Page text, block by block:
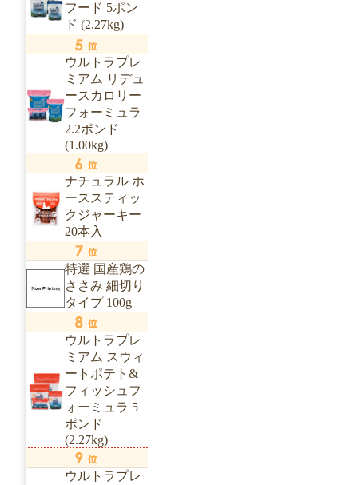
フード 5ポン
ド (2.27kg)
ウルトラプレ
ミアム リデュ
ースカロリー
フォーミュラ
2.2ポンド
(1.00kg)
ナチュラル ホ
ーススティッ
クジャーキー
20本入
特選 国産鶏の
ささみ 細切り
タイプ 100g
ウルトラプレ
ミアム スウィ
ートポテト&
フィッシュフ
ォーミュラ 5
ポンド
(2.27kg)
ウルトラプレ